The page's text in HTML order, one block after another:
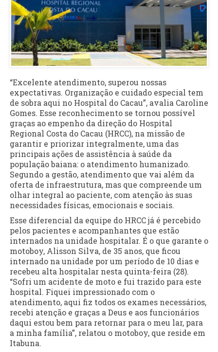
“Excelente atendimento, superou nossas
expectativas. Organização e cuidado especial tem
de sobra aqui no Hospital do Cacau”, avalia Caroline
Gomes. Esse reconhecimento se tornou possível
graças ao empenho da direção do Hospital
Regional Costa do Cacau (HRCC), na missão de
garantir e priorizar integralmente, uma das
principais ações de assistência à saúde da
população baiana: o atendimento humanizado.
Segundo a gestão, atendimento que vai além da
oferta de infraestrutura, mas que compreende um
olhar integral ao paciente, com atenção às suas
necessidades físicas, emocionais e sociais.
Esse diferencial da equipe do HRCC já é percebido
pelos pacientes e acompanhantes que estão
internados na unidade hospitalar. É o que garante o
motoboy, Alisson Silva, de 35 anos, que ficou
internado na unidade por um período de 10 dias e
recebeu alta hospitalar nesta quinta-feira (28).
“Sofri um acidente de moto e fui trazido para este
hospital. Fiquei impressionado com o
atendimento, aqui fiz todos os exames necessários,
recebi atenção e graças a Deus e aos funcionários
daqui estou bem para retornar para o meu lar, para
a minha família”, relatou o motoboy, que reside em
Itabuna.